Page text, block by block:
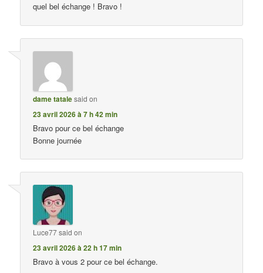
quel bel échange ! Bravo !
dame tatalesaid on
23 avril 2026 à 7 h 42 min
Bravo pour ce bel échange
Bonne journée
Luce77said on
23 avril 2026 à 22 h 17 min
Bravo à vous 2 pour ce bel échange.